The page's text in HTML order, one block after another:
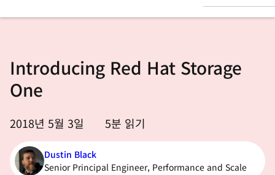
변
Introducing Red Hat Storage
One
2018년 5월 3일 5분 읽기
Dustin Black
Senior Principal Engineer, Performance and Scale